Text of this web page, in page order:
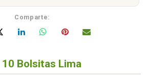
Comparte:
Bolsitas Lima